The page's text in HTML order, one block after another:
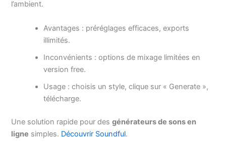
l’ambient.
Avantages : préréglages efficaces, exports
illimités.
Inconvénients : options de mixage limitées en
version free.
Usage : choisis un style, clique sur « Generate »,
télécharge.
Une solution rapide pour desgénérateurs de sons en
ligne simples. Découvrir Soundful.